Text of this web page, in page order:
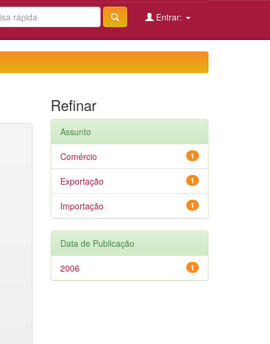
Entrar:
Refinar
Assunto
1
Comércio
1
Exportação
1
Importação
Data de Publicação
1
2006